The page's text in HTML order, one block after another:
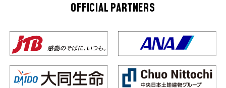
OFFICIAL PARTNERS